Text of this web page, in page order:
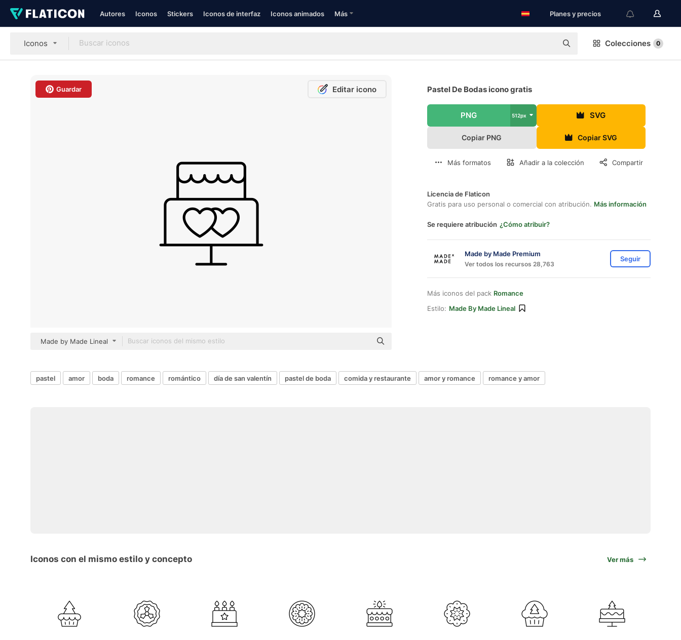
Autores Iconos Stickers Iconos de interfaz Iconos animados Más Planes y precios
Iconos Colecciones 0
Guardar Editar icono
Made by Made Lineal
Pastel De Bodas icono gratis
PNG 512px SVG
Copiar PNG Copiar SVG
Más formatos Añadir a la colección Compartir
Licencia de Flaticon
Gratis para uso personal o comercial con atribución. Más información
Se requiere atribución ¿Cómo atribuir?
Made by Made Premium
Ver todos los recursos 28,763
Seguir
Más iconos del pack Romance
Estilo: Made By Made Lineal
pastel amor boda romance romántico día de san valentín pastel de boda comida y restaurante amor y romance romance y amor
Iconos con el mismo estilo y concepto Ver más